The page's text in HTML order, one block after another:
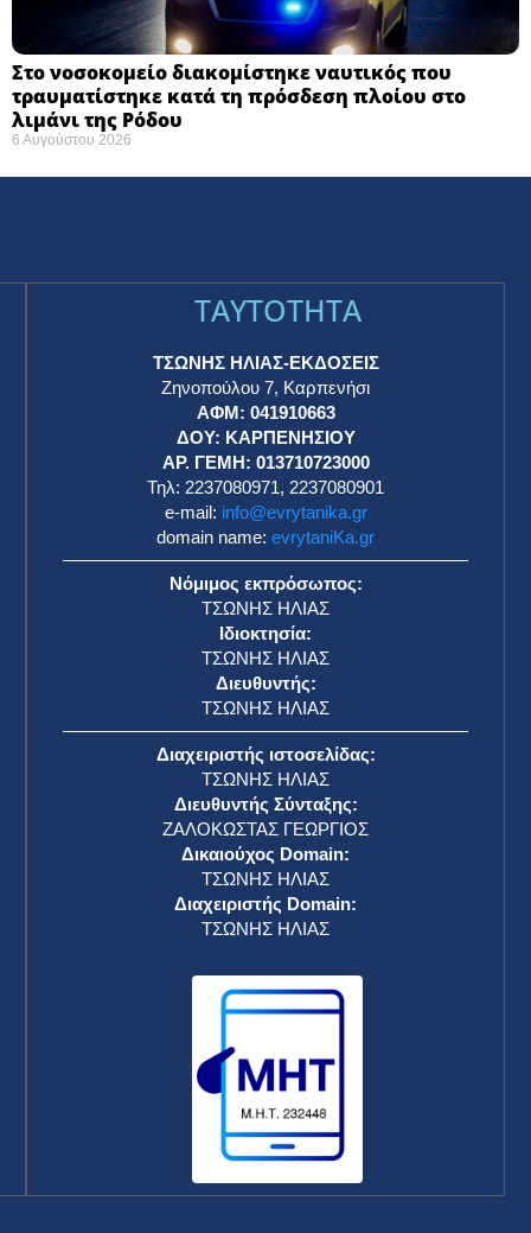
Στο νοσοκομείο διακομίστηκε ναυτικός που
τραυματίστηκε κατά τη πρόσδεση πλοίου στο
λιμάνι της Ρόδου
6 Αυγούστου 2026
TAYTOTHTA
ΤΣΩΝΗΣ ΗΛΙΑΣ-ΕΚΔΟΣΕΙΣ
Ζηνοπούλου 7, Καρπενήσι
ΑΦΜ: 041910663
ΔΟΥ: ΚΑΡΠΕΝΗΣΙΟΥ
ΑΡ. ΓΕΜΗ: 013710723000
Τηλ: 2237080971, 2237080901
e-mail: info@evrytanika.gr
domain name: evrytaniKa.gr
Νόμιμος εκπρόσωπος:
ΤΣΩΝΗΣ ΗΛΙΑΣ
Ιδιοκτησία:
ΤΣΩΝΗΣ ΗΛΙΑΣ
Διευθυντής:
ΤΣΩΝΗΣ ΗΛΙΑΣ
Διαχειριστής ιστοσελίδας:
ΤΣΩΝΗΣ ΗΛΙΑΣ
Διευθυντής Σύνταξης:
ΖΑΛΟΚΩΣΤΑΣ ΓΕΩΡΓΙΟΣ
Δικαιούχος Domain:
ΤΣΩΝΗΣ ΗΛΙΑΣ
Διαχειριστής Domain:
ΤΣΩΝΗΣ ΗΛΙΑΣ